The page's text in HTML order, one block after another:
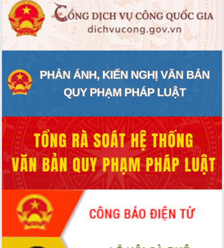
Đắk Lắk”
Tăng cường giám sát, đôn đốc thực
hiện nhiệm vụ quản lý tài sản công
hàng tuần
công tác cải cách thủ tục hành chính
tại Trung tâm Phục vụ hành chính
công tỉnh
Đắk Lắk: Tôn vinh 46 giải pháp tại Hội
Đắk Lắk rà soát, điều chỉnh Đề án 190
về phát triển nuôi trồng thủy sản
Phó Chủ tịch UBND tỉnh Đắk Lắk
Trương Công Thái kiểm tra thực địa
Dự án cao tốc Khánh Hòa - Buôn Ma
Thuột
Định vị cà phê Việt Nam như một “di
sản sống” trong dòng chảy toàn cầu
Xây dựng nông thôn mới: Nâng cao đời
sống người dân từ những mô hình thiết
Quyết liệt tháo gỡ vướng mắc, đẩy